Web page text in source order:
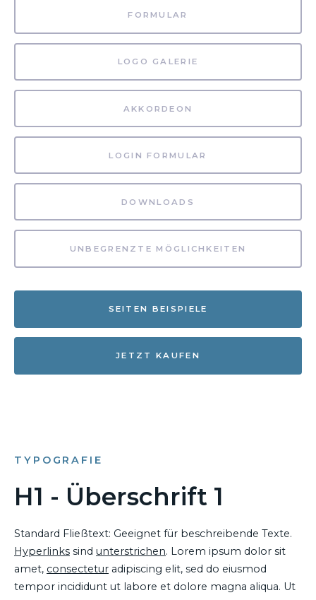
FORMULAR
LOGO GALERIE
AKKORDEON
LOGIN FORMULAR
DOWNLOADS
UNBEGRENZTE MÖGLICHKEITEN
SEITEN BEISPIELE
JETZT KAUFEN
TYPOGRAFIE
H1 - Überschrift 1
Standard Fließtext: Geeignet für beschreibende Texte.
Hyperlinks sind unterstrichen. Lorem ipsum dolor sit
amet, consectetur adipiscing elit, sed do eiusmod
tempor incididunt ut labore et dolore magna aliqua. Ut